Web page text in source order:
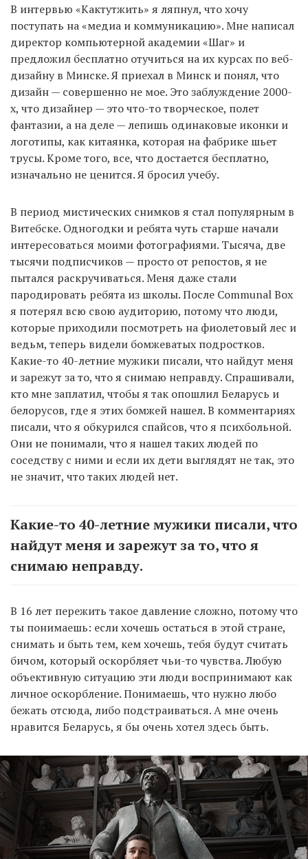
В интервью «Кактутжить» я ляпнул, что хочу
поступать на «медиа и коммуникацию». Мне написал
директор компьютерной академии «Шаг» и
предложил бесплатно отучиться на их курсах по веб-
дизайну в Минске. Я приехал в Минск и понял, что
дизайн — совершенно не мое. Это заблуждение 2000-
х, что дизайнер — это что-то творческое, полет
фантазии, а на деле — лепишь одинаковые иконки и
логотипы, как китаянка, которая на фабрике шьет
трусы. Кроме того, все, что достается бесплатно,
изначально не ценится. Я бросил учебу.
В период мистических снимков я стал популярным в
Витебске. Одногодки и ребята чуть старше начали
интересоваться моими фотографиями. Тысяча, две
тысячи подписчиков — просто от репостов, я не
пытался раскручиваться. Меня даже стали
пародировать ребята из школы. После Communal Box
я потерял всю свою аудиторию, потому что люди,
которые приходили посмотреть на фиолетовый лес и
ведьм, теперь видели бомжеватых подростков.
Какие-то 40-летние мужики писали, что найдут меня
и зарежут за то, что я снимаю неправду. Спрашивали,
кто мне заплатил, чтобы я так опошлил Беларусь и
белорусов, где я этих бомжей нашел. В комментариях
писали, что я обкурился спайсов, что я психбольной.
Они не понимали, что я нашел таких людей по
соседству с ними и если их дети выглядят не так, это
не значит, что таких людей нет.
Какие-то 40-летние мужики писали, что
найдут меня и зарежут за то, что я
снимаю неправду.
В 16 лет пережить такое давление сложно, потому что
ты понимаешь: если хочешь остаться в этой стране,
снимать и быть тем, кем хочешь, тебя будут считать
бичом, который оскорбляет чьи-то чувства. Любую
объективную ситуацию эти люди воспринимают как
личное оскорбление. Понимаешь, что нужно любо
бежать отсюда, либо подстраиваться. А мне очень
нравится Беларусь, я бы очень хотел здесь быть.